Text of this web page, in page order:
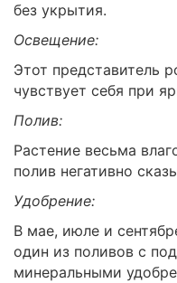
без укрытия.
Освещение:
Этот представитель
чувствует себя при
Полив:
Растение весьма
полив негативно
Удобрение:
В мае, июле и
один из поливов с
минеральными